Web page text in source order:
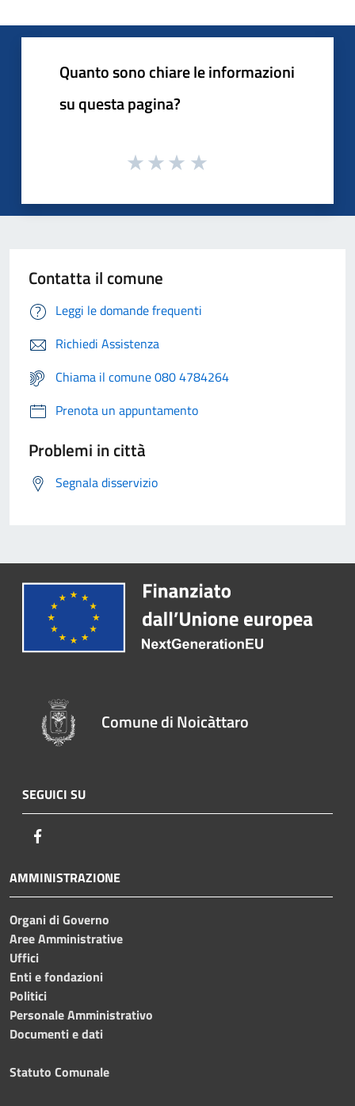
Quanto sono chiare le informazioni
su questa pagina?
Contatta il comune
Leggi le domande frequenti
Richiedi Assistenza
Chiama il comune 080 4784264
Prenota un appuntamento
Problemi in città
Segnala disservizio
Comune di Noicàttaro
SEGUICI SU
AMMINISTRAZIONE
Organi di Governo
Aree Amministrative
Uffici
Enti e fondazioni
Politici
Personale Amministrativo
Documenti e dati
Statuto Comunale